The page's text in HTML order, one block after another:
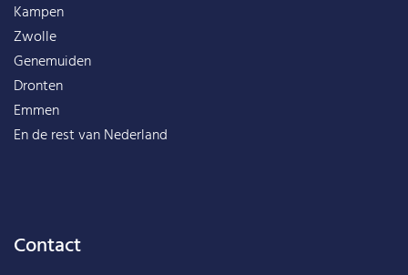
Kampen
Zwolle
Genemuiden
Dronten
Emmen
En de rest vanNederland
Contact